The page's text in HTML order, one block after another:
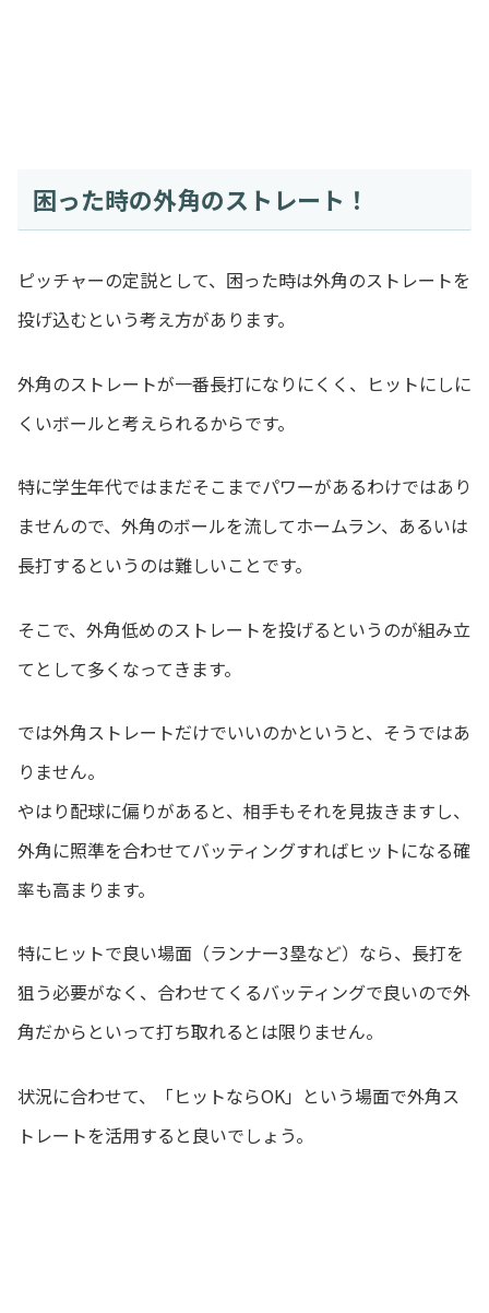
困った時の外角のストレート！
ピッチャーの定説として、困った時は外角のストレートを
投げ込むという考え方があります。
外角のストレートが一番長打になりにくく、ヒットにしに
くいボールと考えられるからです。
特に学生年代ではまだそこまでパワーがあるわけではあり
ませんので、外角のボールを流してホームラン、あるいは
長打するというのは難しいことです。
そこで、外角低めのストレートを投げるというのが組み立
てとして多くなってきます。
では外角ストレートだけでいいのかというと、そうではあ
りません。
やはり配球に偏りがあると、相手もそれを見抜きますし、
外角に照準を合わせてバッティングすればヒットになる確
率も高まります。
特にヒットで良い場面（ランナー3塁など）なら、長打を
狙う必要がなく、合わせてくるバッティングで良いので外
角だからといって打ち取れるとは限りません。
状況に合わせて、「ヒットならOK」という場面で外角ス
トレートを活用すると良いでしょう。